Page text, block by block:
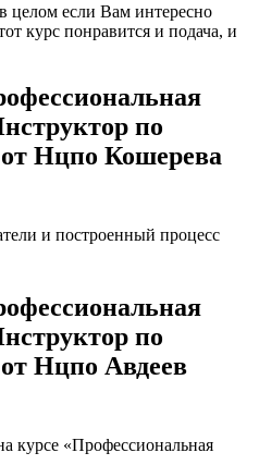
целом если Вам интересно
курс понравится и подача, и
по
Нцпо Кошерева
и построенный процесс
по
Нцпо Авдеев
курсе «Профессиональная